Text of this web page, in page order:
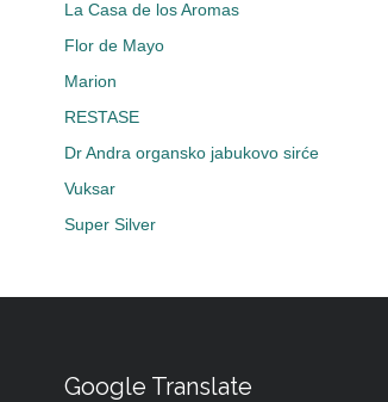
La Casa de los Aromas
Flor de Mayo
Marion
RESTASE
Dr Andra organsko jabukovo sirće
Vuksar
Super Silver
Google Translate